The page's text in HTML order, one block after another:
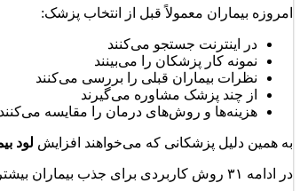
امروزه بیماران معمولاً قبل از انتخاب پزشک:
در اینترنت جستجو می‌کنند
نمونه کار پزشکان را می‌بینند
نظرات بیماران قبلی را بررسی می‌کنند
از چند پزشک مشاوره می‌گیرند
هزینه‌ها و روش‌های درمان را مقایسه می‌کنند
به همین دلیل پزشکانی که می‌خواهند افزایش لود
در ادامه ۳۱ روش کاربردی برای جذب بیماران بیشتر و افزایش مراجعه به مطب را بررسی می‌کنیم.